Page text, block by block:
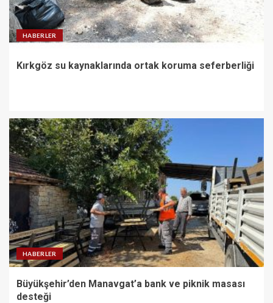
HABERLER
Kırkgöz su kaynaklarında ortak koruma seferberliği
HABERLER
Büyükşehir’den Manavgat’a bank ve piknik masası
desteği